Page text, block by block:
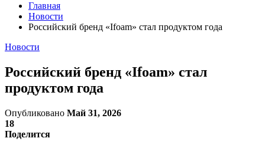
Главная
Новости
Российский бренд «Ifoam» стал продуктом года
Новости
Российский бренд «Ifoam» стал
продуктом года
Опубликовано Май 31, 2026
18
Поделится